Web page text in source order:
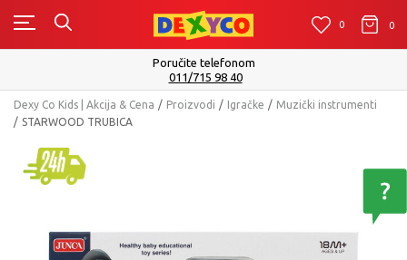
0 0 0
Poručite telefonom
011/715 98 40
Dexy Co Kids | Akcija & Cena Proizvodi Igračke
Muzički instrumenti
STARWOOD TRUBICA